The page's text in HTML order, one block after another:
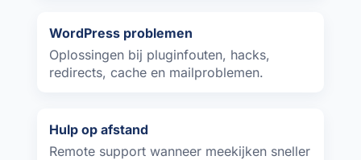
WordPress problemen
Oplossingen bij pluginfouten, hacks,
redirects, cache en mailproblemen.
Hulp op afstand
Remote support wanneer meekijken sneller